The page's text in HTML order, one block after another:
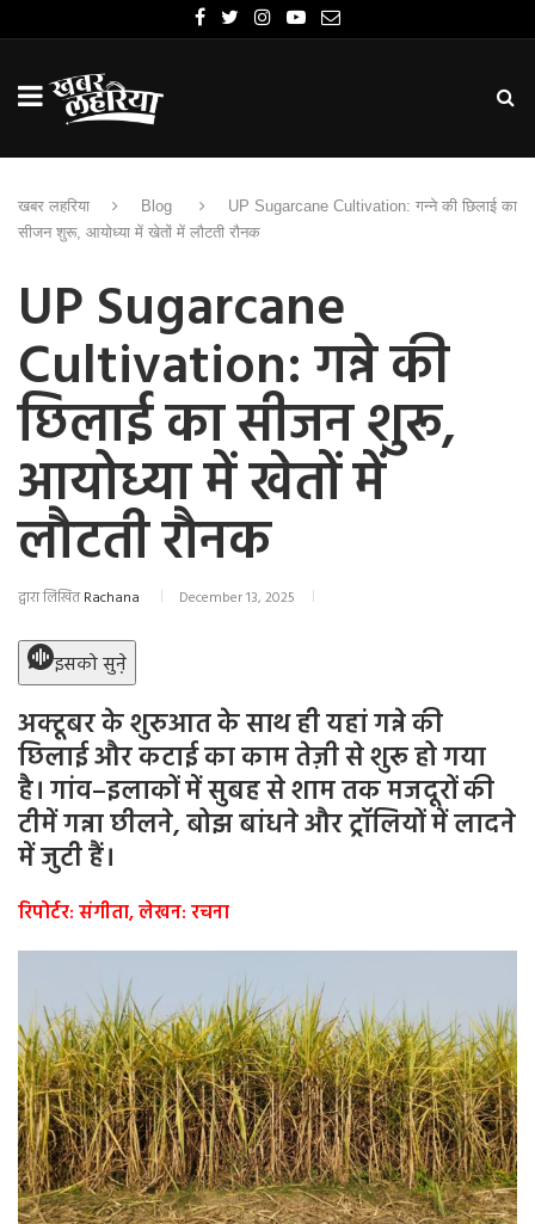
खबर लहरिया Blog
UP Sugarcane Cultivation: गन्ने की छिलाई का
सीजन शुरू, आयोध्या में खेतों में लौटती रौनक
UP Sugarcane
Cultivation: गन्ने की
छिलाई का सीजन शुरू,
आयोध्या में खेतों में
लौटती रौनक
द्वारा लिखितRachana December 13, 2025
इसको सुने़
अक्टूबर के शुरुआत के साथ ही यहां गन्ने की
छिलाई और कटाई का काम तेज़ी से शुरू हो गया
है। गांव–इलाकों में सुबह से शाम तक मजदूरों की
टीमें गन्ना छीलने, बोझ बांधने और ट्रॉलियों में लादने
में जुटी हैं।
रिपोर्टर: संगीता, लेखन: रचना